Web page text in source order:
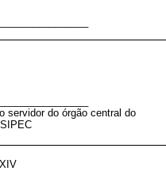
servidor do órgão central do